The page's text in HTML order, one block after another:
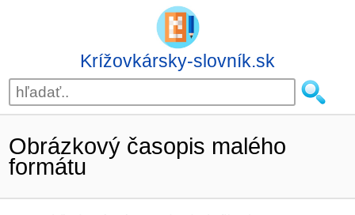
Krížovkársky-slovník.sk
Obrázkový časopis malého
formátu